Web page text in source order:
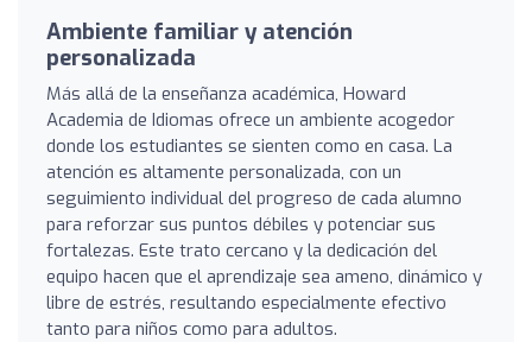
Ambiente familiar y atención
personalizada
Más allá de la enseñanza académica, Howard
Academia de Idiomas ofrece un ambiente acogedor
donde los estudiantes se sienten como en casa. La
atención es altamente personalizada, con un
seguimiento individual del progreso de cada alumno
para reforzar sus puntos débiles y potenciar sus
fortalezas. Este trato cercano y la dedicación del
equipo hacen que el aprendizaje sea ameno, dinámico y
libre de estrés, resultando especialmente efectivo
tanto para niños como para adultos.